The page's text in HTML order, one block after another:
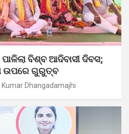
ବିଶ୍ବ ଆଦିବାସୀ ଦିବସ;
ଉପରେ ଗୁରୁତ୍ବ
Kumar Dhangadamajhi